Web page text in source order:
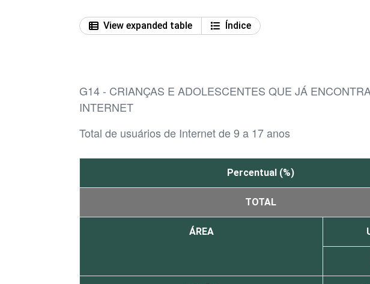
View expanded table
Índice
G14 - CRIANÇAS E ADOLESCENTES QUE JÁ
INTERNET
Total de usuários de Internet de 9 a 17 anos
Percentual (%)
TOTAL
ÁREA